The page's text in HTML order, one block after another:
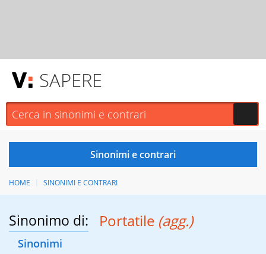
SAPERE
HOME SINONIMI E CONTRARI
Sinonimo di: Portatile (agg.)
Sinonimi